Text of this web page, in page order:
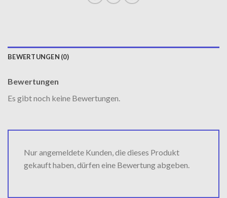
BEWERTUNGEN (0)
Bewertungen
Es gibt noch keine Bewertungen.
Nur angemeldete Kunden, die dieses Produkt
gekauft haben, dürfen eine Bewertung abgeben.